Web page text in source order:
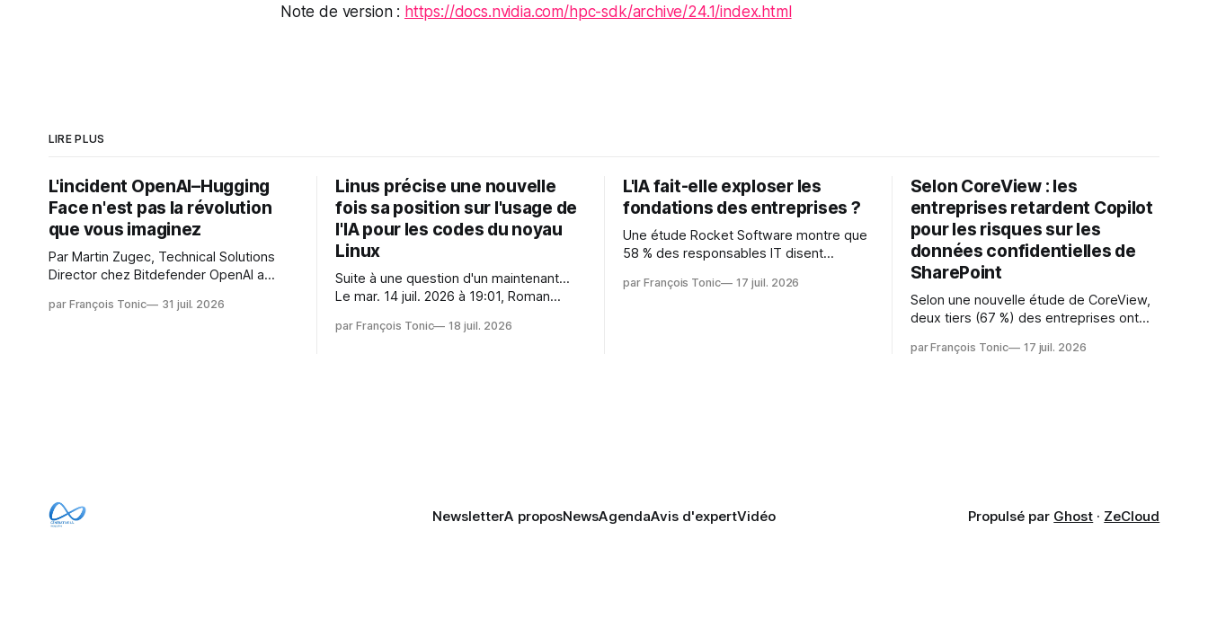
Note de version : https://docs.nvidia.com/hpc-sdk/archive/24.1/index.html
LIRE PLUS
L'incident OpenAI–Hugging
Face n'est pas la révolution
que vous imaginez
Par Martin Zugec, Technical Solutions
Director chez Bitdefender OpenAI a
dans le cadre d'une évaluation interne
par François Tonic 31 juil. 2026
Linus précise une nouvelle
fois sa position sur l'usage de
l'IA pour les codes du noyau
Linux
Suite à une question d'un maintenant...
Le mar. 14 juil. 2026 à 19:01, Roman
écrit : Je pense que cela rend l'objectif
par François Tonic 18 juil. 2026
L'IA fait-elle exploser les
fondations des entreprises ?
Une étude Rocket Software montre que
58 % des responsables IT disent
émergentes telles que l'IA. Mais l'IA est
par François Tonic 17 juil. 2026
Selon CoreView : les
entreprises retardent Copilot
pour les risques sur les
données confidentielles de
SharePoint
Selon une nouvelle étude de CoreView,
deux tiers (67 %) des entreprises ont
Microsoft Copilot, craignant que l'IA
par François Tonic 17 juil. 2026
NewsletterA proposNewsAgendaAvis d'expertVidéo Propulsé par Ghost · ZeCloud